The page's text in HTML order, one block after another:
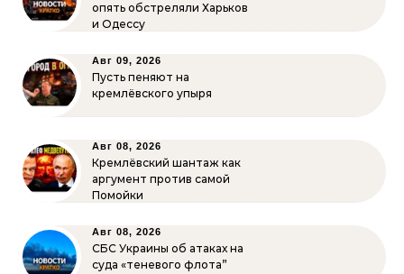
опять обстреляли Харьков
и Одессу
Авг 09, 2026
Пусть пеняют на
кремлёвского упыря
Авг 08, 2026
Кремлёвский шантаж как
аргумент против самой
Помойки
Авг 08, 2026
СБС Украины об атаках на
суда «теневого флота”